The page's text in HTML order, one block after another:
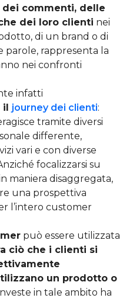
commenti, delle
dei loro clienti nei
di un brand o di
parole, rappresenta la
nei confronti
infatti
il journey dei clienti:
tramite diversi
differente,
vari e con diverse
focalizzarsi su
maniera disaggregata,
una prospettiva
l’intero customer
può essere utilizzata
ciò che i clienti si
un prodotto o
in tale ambito ha